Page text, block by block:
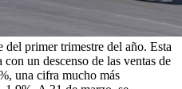
primer trimestre del año. Esta
un descenso de las ventas de
una cifra mucho más